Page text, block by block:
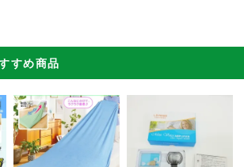
すめ商品